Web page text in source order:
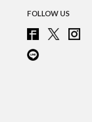
FOLLOW US